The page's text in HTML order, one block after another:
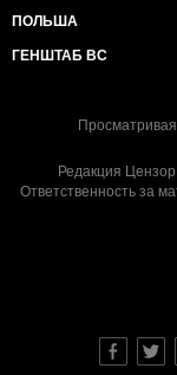
ПОЛЬША
ГЕНШТАБ ВС
Редакция
Ответственность за